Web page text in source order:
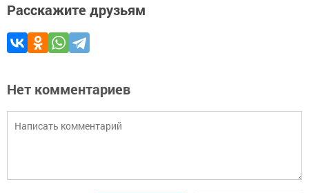
Расскажите друзьям
Нет комментариев